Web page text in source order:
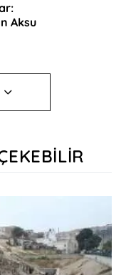
Aksu